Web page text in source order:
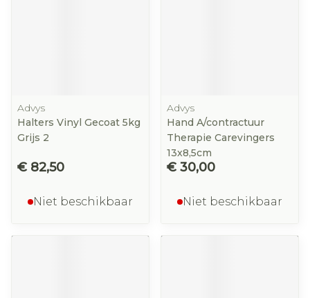
Advys
Halters Vinyl Gecoat 5kg
Grijs 2
€ 82,50
Niet beschikbaar
Advys
Hand A/contractuur
Therapie Carevingers
13x8,5cm
€ 30,00
Niet beschikbaar